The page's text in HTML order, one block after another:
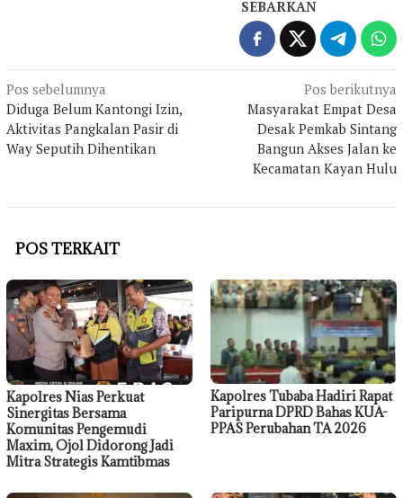
SEBARKAN
Navigasi
pos
Pos sebelumnya
Diduga Belum Kantongi Izin,
Aktivitas Pangkalan Pasir di
Way Seputih Dihentikan
Pos berikutnya
Masyarakat Empat Desa
Desak Pemkab Sintang
Bangun Akses Jalan ke
Kecamatan Kayan Hulu
POS TERKAIT
Kapolres Nias Perkuat
Sinergitas Bersama
Komunitas Pengemudi
Maxim, Ojol Didorong Jadi
Mitra Strategis Kamtibmas
Kapolres Tubaba Hadiri Rapat
Paripurna DPRD Bahas KUA-
PPAS Perubahan TA 2026